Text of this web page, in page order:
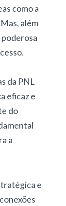
como a
além
poderosa
da PNL
eficaz e
do
a
e